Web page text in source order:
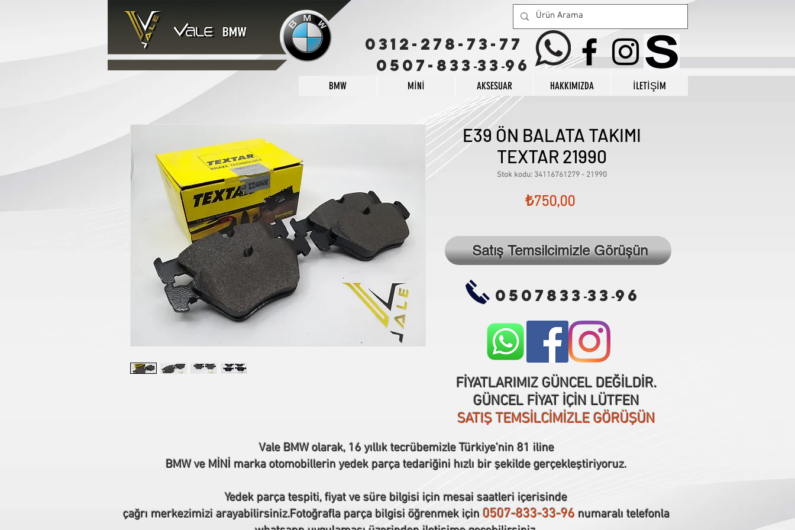
0312-278-73-77
0507-833 -33 -96
BMW MİNİ AKSESUAR HAKKIMIZDA İLETİŞİM
E39 ÖN BALATA TAKIMI
TEXTAR 21990
Stok kodu: 34116761279 - 21990
₺750,00Fiyat
0507833 -33 -96
Satış Temsilcimizle Görüşün
FİYATLARIMIZ GÜNCEL DEĞİLDİR.
GÜNCEL FİYAT İÇİN LÜTFEN
SATIŞ TEMSİLCİMİZLE GÖRÜŞÜN
Vale BMW olarak, 16 yıllık tecrübemizle Türkiye’nin 81 iline
BMW ve MİNİ marka otomobillerin yedek parça tedariğini hızlı bir şekilde gerçekleştiriyoruz.
Yedek parça tespiti, fiyat ve süre bilgisi için mesai saatleri içerisinde
çağrı merkezimizi arayabilirsiniz.Fotoğrafla parça bilgisi öğrenmek için 0507-833-33-96numaralı telefonla